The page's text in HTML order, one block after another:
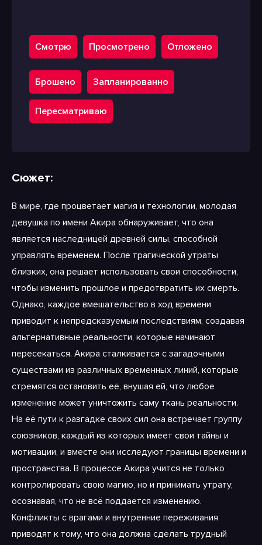
Смотрю Просмотрено Отложено
Брошено Запланированно
Пересматриваю
Сюжет:
В мире, где процветает магия и технологии, молодая
девушка по имени Акира обнаруживает, что она
является наследницей древней силы, способной
управлять временем. После трагической утраты
близких, она решает использовать свои способности,
чтобы изменить прошлое и предотвратить их смерть.
Однако, каждое вмешательство в ход времени
приводит к непредсказуемым последствиям, создавая
альтернативные реальности, которые начинают
пересекаться. Акира сталкивается с загадочными
существами из различных временных линий, которые
стремятся остановить её, внушая ей, что любое
изменение может уничтожить саму ткань реальности.
На её пути к разгадке своих сил она встречает группу
союзников, каждый из которых имеет свои тайны и
мотивации, и вместе они исследуют границы времени и
пространства. В процессе Акира учится не только
контролировать свою магию, но и принимать утрату,
осознавая, что не всё поддается изменению.
Конфликты с врагами и внутренние переживания
приводят к тому, что она должна сделать трудный